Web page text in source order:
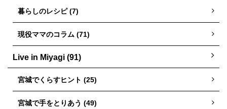
暮らしのレシピ (7)
現役ママのコラム (71)
Live in Miyagi (91)
宮城でくらすヒント (25)
宮城で手をとりあう (49)